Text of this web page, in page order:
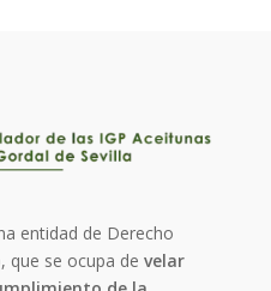
entidad de Derecho
que se ocupa develar